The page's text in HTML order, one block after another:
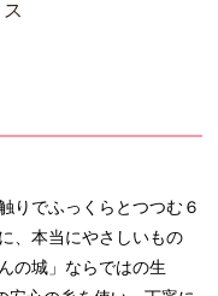
りでふっくらとつつむ６
、本当にやさしいもの
の城」ならではの生